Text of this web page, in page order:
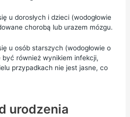
u dorosłych i dzieci (wodogłowie
chorobą lub urazem mózgu.
u osób starszych (wodogłowie o
również wynikiem infekcji,
przypadkach nie jest jasne, co
urodzenia